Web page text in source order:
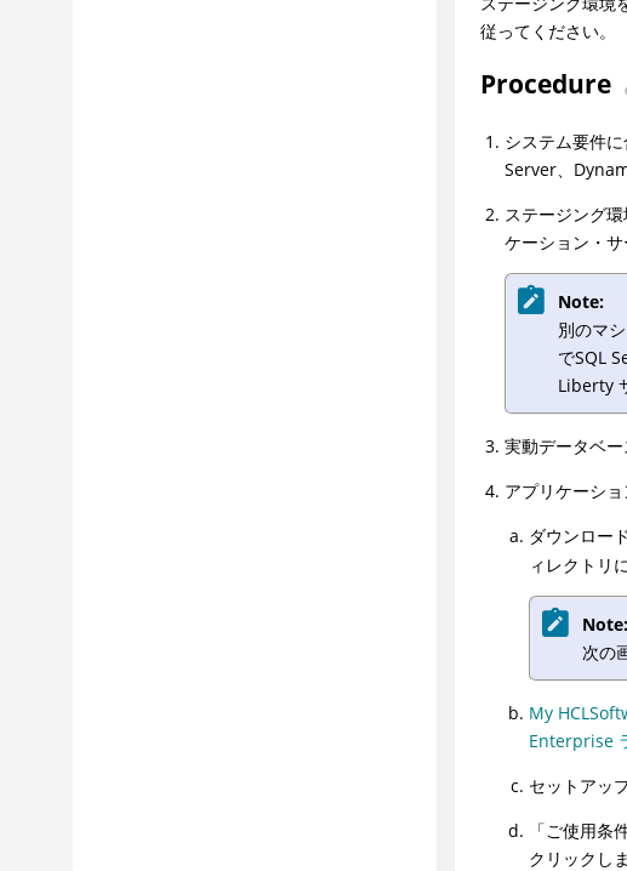
従ってください。
Procedure
システム要件
Server、
ステージング
ケーション・
Note:
別のマ
でSQL
Liberty
実動データベ
アプリケーシ
ダウンロー
ィレクトリ
Note:
次の
My
Enterprise
セットアッ
「ご使用条
クリックしま